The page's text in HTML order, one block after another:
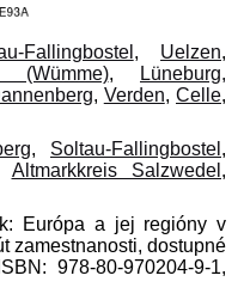
Fallingbostel , Uelzen,
(Wümme),
Lüneburg,
, Verden, Celle,
, Soltau-Fallingbostel ,
Altmarkkreis Salzwedel ,
Európa a jej regióny v
zamestnanosti, dostupné
978-80-970204-9-1,